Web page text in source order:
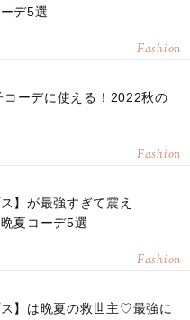
デ5選
Fashion
コーデに使える！2022秋の
Fashion
】が最強すぎて震え
夏コーデ5選
Fashion
ス】は晩夏の救世主♡最強に